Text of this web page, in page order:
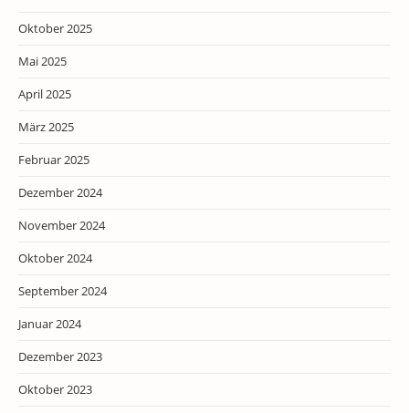
Oktober 2025
Mai 2025
April 2025
März 2025
Februar 2025
Dezember 2024
November 2024
Oktober 2024
September 2024
Januar 2024
Dezember 2023
Oktober 2023